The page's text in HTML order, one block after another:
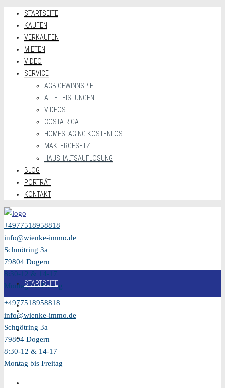
STARTSEITE
KAUFEN
VERKAUFEN
MIETEN
VIDEO
SERVICE
AGB GEWINNSPIEL
ALLE LEISTUNGEN
VIDEOS
COSTA RICA
HOMESTAGING KOSTENLOS
MAKLERGESETZ
HAUSHALTSAUFLÖSUNG
BLOG
PORTRÄT
KONTAKT
+4977518958818
info@wienke-immo.de
Schnötring 3a
79804 Dogern
8:30-12 & 14-17
Montag bis Freitag
STARTSEITE
VERKAUFEN
MIETEN
+4977518958818
info@wienke-immo.de
Schnötring 3a
79804 Dogern
8:30-12 & 14-17
Montag bis Freitag